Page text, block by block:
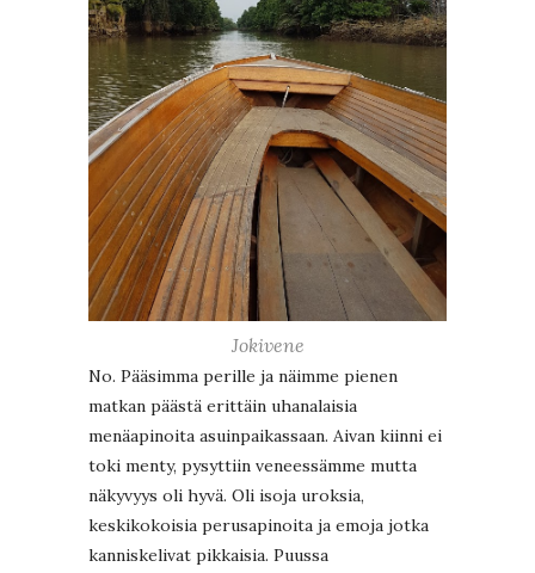
Jokivene
No. Pääsimma perille ja näimme pienen
matkan päästä erittäin uhanalaisia
menäapinoita asuinpaikassaan. Aivan kiinni ei
toki menty, pysyttiin veneessämme mutta
näkyvyys oli hyvä. Oli isoja uroksia,
keskikokoisia perusapinoita ja emoja jotka
kanniskelivat pikkaisia. Puussa